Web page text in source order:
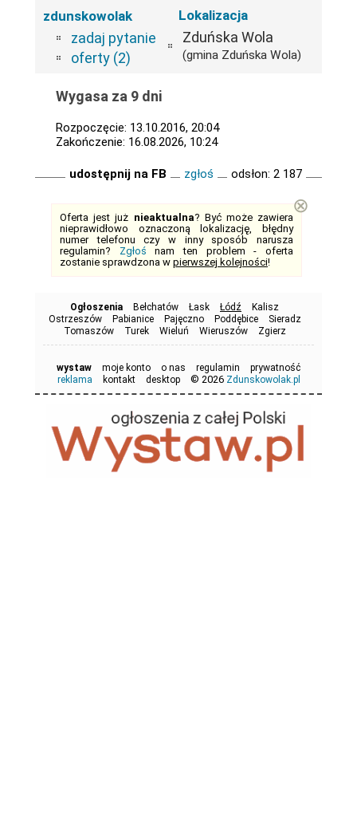
zdunskowolak
zadaj pytanie
oferty (2)
Lokalizacja
Zduńska Wola
(gmina Zduńska Wola)
Wygasa za 9 dni
Rozpoczęcie: 13.10.2016, 20:04
Zakończenie: 16.08.2026, 10:24
udostępnij na FB zgłoś odsłon: 2 187
Oferta jest już nieaktualna? Być może zawiera
nieprawidłowo oznaczoną lokalizację, błędny
numer telefonu czy w inny sposób narusza
regulamin? Zgłoś nam ten problem - oferta
zostanie sprawdzona w pierwszej kolejności!
⊗
Ogłoszenia Bełchatów Łask Łódź
Kalisz
Ostrzeszów
Pabianice Pajęczno Poddębice
Sieradz
Tomaszów
Turek Wieluń Wieruszów Zgierz
wystaw moje konto o nas regulamin
prywatność
reklama
kontakt desktop © 2026 Zdunskowolak.pl